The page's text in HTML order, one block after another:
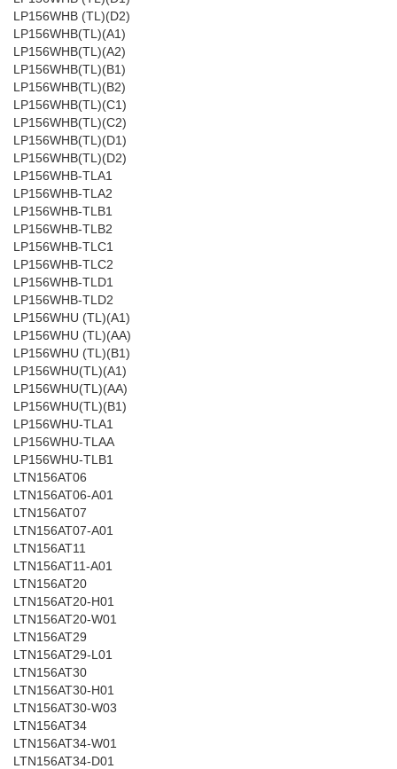
LP156WHB (TL)(D2)
LP156WHB(TL)(A1)
LP156WHB(TL)(A2)
LP156WHB(TL)(B1)
LP156WHB(TL)(B2)
LP156WHB(TL)(C1)
LP156WHB(TL)(C2)
LP156WHB(TL)(D1)
LP156WHB(TL)(D2)
LP156WHB-TLA1
LP156WHB-TLA2
LP156WHB-TLB1
LP156WHB-TLB2
LP156WHB-TLC1
LP156WHB-TLC2
LP156WHB-TLD1
LP156WHB-TLD2
LP156WHU (TL)(A1)
LP156WHU (TL)(AA)
LP156WHU (TL)(B1)
LP156WHU(TL)(A1)
LP156WHU(TL)(AA)
LP156WHU(TL)(B1)
LP156WHU-TLA1
LP156WHU-TLAA
LP156WHU-TLB1
LTN156AT06
LTN156AT06-A01
LTN156AT07
LTN156AT07-A01
LTN156AT11
LTN156AT11-A01
LTN156AT20
LTN156AT20-H01
LTN156AT20-W01
LTN156AT29
LTN156AT29-L01
LTN156AT30
LTN156AT30-H01
LTN156AT30-W03
LTN156AT34
LTN156AT34-W01
LTN156AT34-D01